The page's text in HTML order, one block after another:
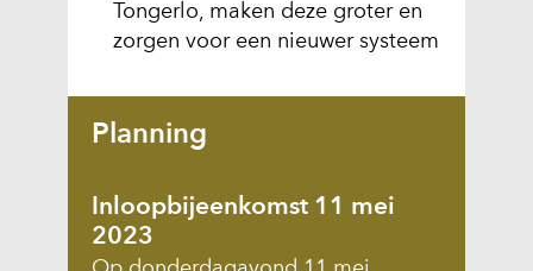
Tongerlo, maken deze groter en
zorgen voor een nieuwer systeem
Planning
Inloopbijeenkomst 11 mei
2023